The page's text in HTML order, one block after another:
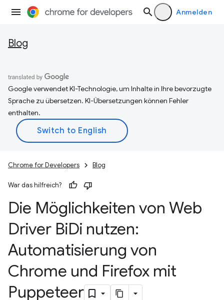
Anmelden
Blog
Google verwendet KI-Technologie, um Inhalte in Ihre bevorzugte
Sprache zu übersetzen. KI-Übersetzungen können Fehler
enthalten.
Chrome for Developers Blog
War das hilfreich?
Die Möglichkeiten von Web
Driver BiDi nutzen:
Automatisierung von
Chrome und Firefox mit
Puppeteer